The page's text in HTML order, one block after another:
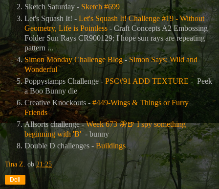
Sketch Saturday - Sketch #699
Let's Squash It! - Let's Squash It! Challenge #19 - Without
Geometry, Life is Pointless- Craft Concepts A2 Embossing
Folder Sun Rays CR900129; I hope sun rays are repeating
pattern ...
Simon Monday Challenge Blog- Simon Says: Wild and
Wonderful
Poppystamps Challenge - PSC#91 ADD TEXTURE - Peek
a Boo Bunny die
Creative Knockouts - #449-Wings & Things or Furry
Friends
Allsorts challenge -Week 673🦋🍺I spy something
beginning with 'B' - bunny
Double D challenges - Buildings
Tina Z. ob21:25
Deli